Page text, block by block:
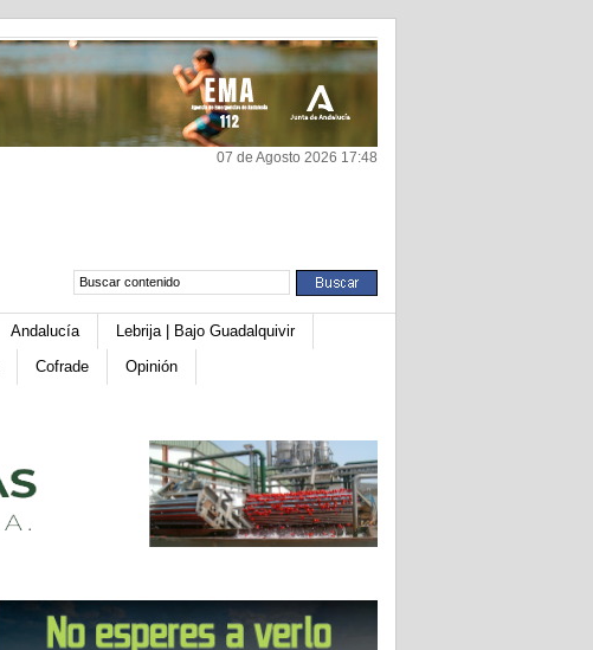
07 de Agosto 2026 17:48
Andalucía
Lebrija | Bajo Guadalquivir
Cofrade Opinión